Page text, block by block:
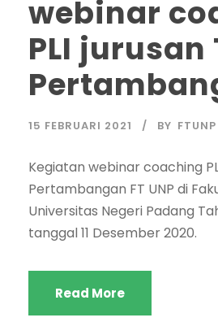
webinar
PLI jurusan
15 FEBRUARI 2021 BY FTUNP
Kegiatan webinar coaching
Pertambangan FT UNP di
Universitas Negeri Padang
tanggal 11 Desember 2020.
Read More